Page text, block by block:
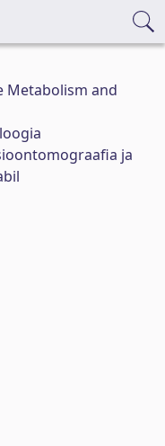
Metabolism and
ja